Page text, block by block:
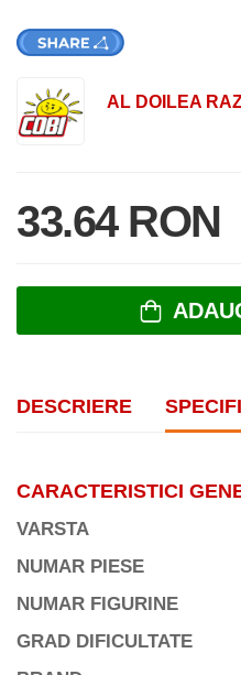
AL DOILEA
33.64 RON
DESCRIERE
CARACTERISTICI
VARSTA
NUMAR PIESE
NUMAR FIGURINE
GRAD DIFICULTATE